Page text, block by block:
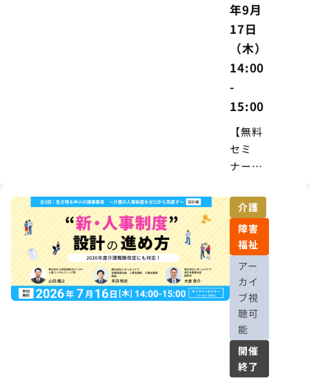
年9月
17日
（木）
14:00
-
15:00
【無料
セミ
ナー】
度
は“作っ
て終わ
り”では
ない ―
現場が
『納得
する』
制度運
用の実
践ポイ
介護
障害
福祉
アー
カイ
ブ視
聴可
能
開催
終了